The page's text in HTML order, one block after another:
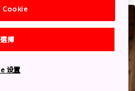
Cookie
擇
设置